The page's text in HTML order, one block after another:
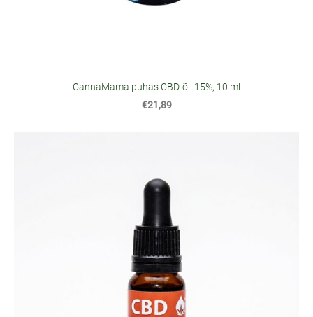
CannaMama puhas CBD-õli 15%, 10 ml
€21,89